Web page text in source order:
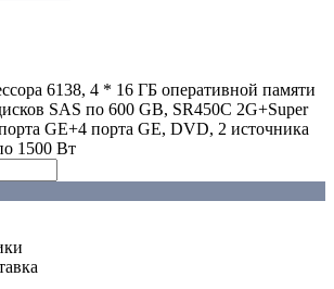
6138, 4 * 16 ГБ оперативной памяти
SAS по 600 GB, SR450C 2G+Super
GE+4 порта GE, DVD, 2 источника
1500 Вт